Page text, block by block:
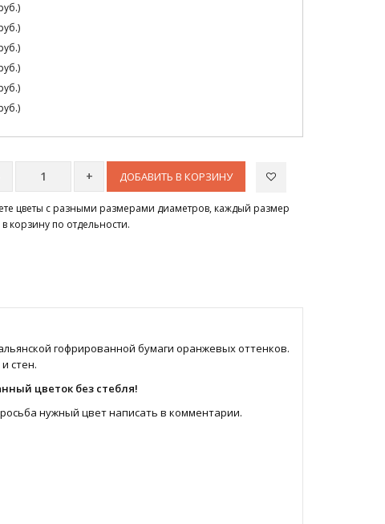
ДОБАВИТЬ В КОРЗИНУ
цветы с разными размерами диаметров, каждый размер
в корзину по отдельности.
гофрированной бумаги оранжевых оттенков.
стен.
цветок без стебля!
нужный цвет написать в комментарии.